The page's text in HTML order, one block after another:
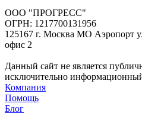
ООО "ПРОГРЕСС"
ОГРН: 1217700131956
125167 г. Москва МО Аэропорт
офис 2
Данный сайт не является
исключительно
Компания
Помощь
Блог